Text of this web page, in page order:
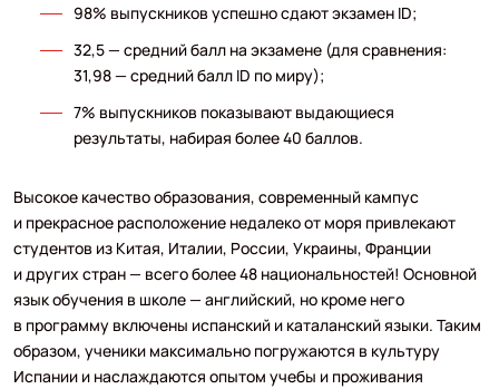
98% выпускников успешно сдают экзамен ID;
32,5 — средний балл на экзамене (для сравнения:
31,98 — средний балл ID по миру);
7% выпускников показывают выдающиеся
результаты, набирая более 40 баллов.
Высокое качество образования, современный кампус
и прекрасное расположение недалеко от моря привлекают
студентов из Китая, Италии, России, Украины, Франции
и других стран — всего более 48 национальностей! Основной
язык обучения в школе — английский, но кроме него
в программу включены испанский и каталанский языки. Таким
образом, ученики максимально погружаются в культуру
Испании и наслаждаются опытом учебы и проживания